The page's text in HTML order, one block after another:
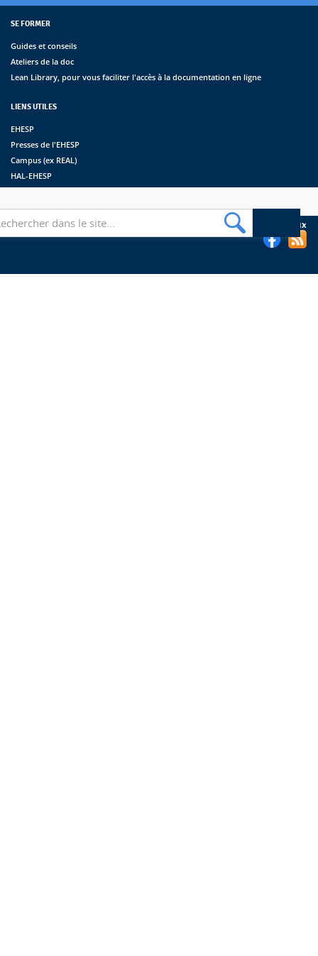
SE FORMER
Guides et conseils
Ateliers de la doc
Lean Library, pour vous faciliter l'accès à la documentation en ligne
LIENS UTILES
EHESP
Presses de l'EHESP
Campus (ex REAL)
HAL-EHESP
Suivez les bibliothèques de l'EHESP sur les réseaux sociaux